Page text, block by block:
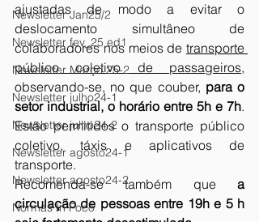
Newsletter Jan25/2
Newsletter fev_25 ed1
Newsletter Março 25-2
Newsletter julho24-1
Newsletter julho24-2
Newsletter agosto24-1
Newsletter agosto24-2
Normas In Foco
ajustadas de modo a evitar o
deslocamento simultâneo de
colaboradores nos meios de transporte
público coletivo de passageiros,
observando-se, no que couber, para o
setor industrial, o horário entre 5h e 7h.
Estão permitidos o transporte público
coletivo, táxis e aplicativos de
transporte.
Recomenda-se também que a
circulação de pessoas entre 19h e 5 h